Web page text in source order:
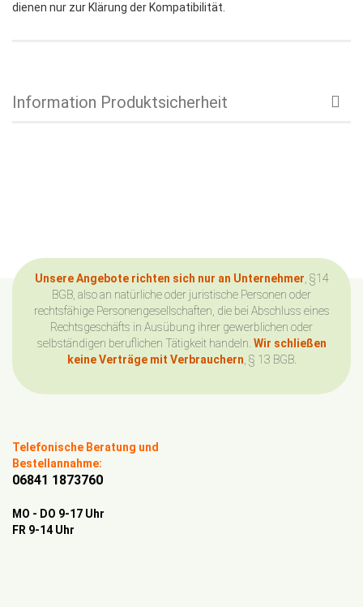
dienen nur zur Klärung der Kompatibilität.
Information Produktsicherheit
Unsere Angebote richten sich nur an Unternehmer , §14
BGB, also an natürliche oder juristische Personen oder
rechtsfähige Personengesellschaften, die bei Abschluss eines
Rechtsgeschäfts in Ausübung ihrer gewerblichen oder
selbständigen beruflichen Tätigkeit handeln. Wir schließen
keine Verträge mit Verbrauchern , § 13 BGB.
Telefonische Beratung und
Bestellannahme:
06841 1873760
MO - DO 9-17 Uhr
FR 9-14 Uhr